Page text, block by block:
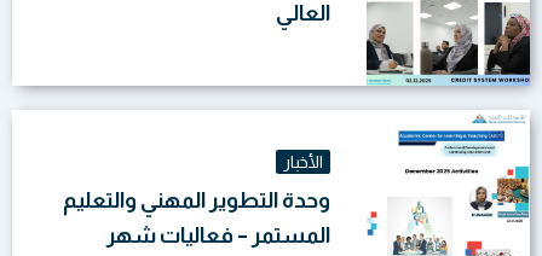
العالي
الأخبار
وحدة التطوير المهني والتعليم
المستمر – فعاليات شهر